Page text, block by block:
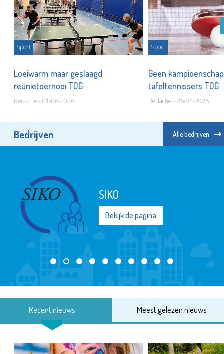
Sport
Loeiwarm maar geslaagd
reünietoernooi TOG
Redactie - 01-06-2026
Sport
Geen
tafeltennissers TOG
Redactie - 26-04-2026
Bedrijven Alle bedrijven
SIKO
Bekijk de pagina
Recent nieuws Meest gelezen nieuws